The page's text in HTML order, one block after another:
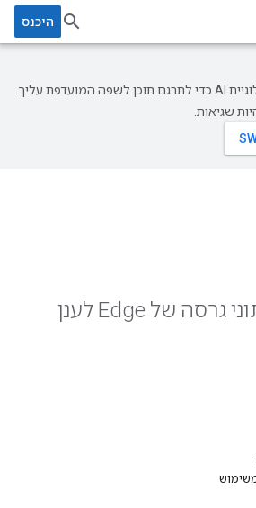
היכנס
‫Google משתמשת בטכנולוגיית AI כדי לתרגם תוכן לשפה המועדפת עליך.
שגיאות.
09 – נתוני גרסה של Edge לענן